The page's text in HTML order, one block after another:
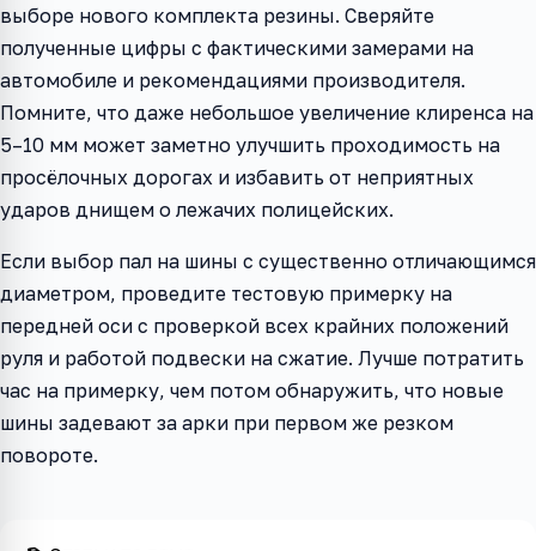
выборе нового комплекта резины. Сверяйте
полученные цифры с фактическими замерами на
автомобиле и рекомендациями производителя.
Помните, что даже небольшое увеличение клиренса на
5–10 мм может заметно улучшить проходимость на
просёлочных дорогах и избавить от неприятных
ударов днищем о лежачих полицейских.
Если выбор пал на шины с существенно отличающимся
диаметром, проведите тестовую примерку на
передней оси с проверкой всех крайних положений
руля и работой подвески на сжатие. Лучше потратить
час на примерку, чем потом обнаружить, что новые
шины задевают за арки при первом же резком
повороте.